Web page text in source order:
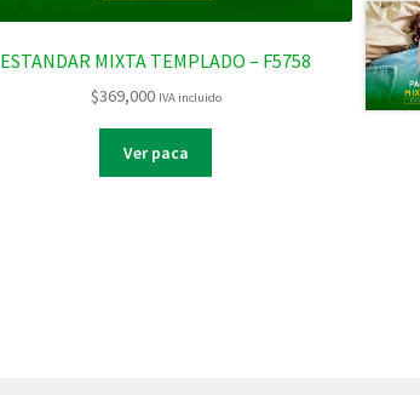
ESTANDAR MIXTA TEMPLADO – F5758
$369,000 IVA incluido
Ver paca